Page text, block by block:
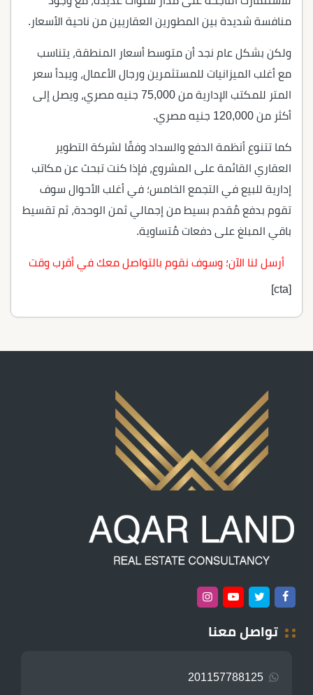
منافسة شديدة بين المطورين العقاريين من ناحية الأسعار.
ولكن بشكل عام نجد أن متوسط أسعار المنطقة، يتناسب
مع أغلب الميزانيات للمستثمرين ورجال الأعمال، ويبدأ سعر
المتر للمكتب الإدارية من 75,000 جنيه مصري، ويصل إلى
أكثر من 120,000 جنيه مصري.
كما تتنوع أنظمة الدفع والسداد وفقًا لشركة التطوير
العقاري القائمة على المشروع، فإذا كنت تبحث عن مكاتب
إدارية للبيع في التجمع الخامس؛ في أغلب الأحوال سوف
تقوم بدفع مُقدم بسيط من إجمالي ثمن الوحدة، ثم تقسيط
باقي المبلغ على دفعات مُتساوية.
أرسل لنا الآن؛ وسوف نقوم بالتواصل معك في أقرب وقت
[cta]
تواصل معنا
201157788125